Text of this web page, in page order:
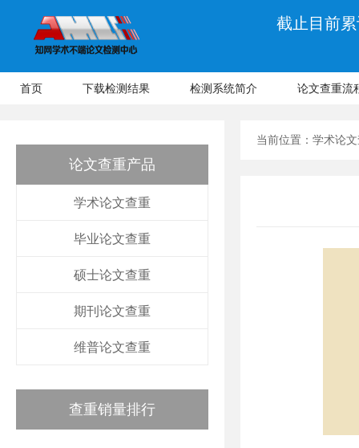
截止目前
首页 下载检测结果 检测系统简介 论文查重流
论文查重产品
学术论文查重
毕业论文查重
硕士论文查重
期刊论文查重
维普论文查重
查重销量排行
当前位置： 学术论